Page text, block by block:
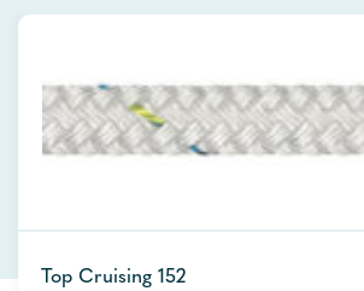
Top Cruising 152